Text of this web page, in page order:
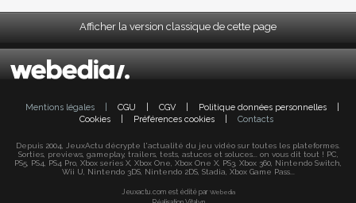
Afficher la version classique de cette page
Mentions légales CGU CGV Politique données personnelles
Cookies
Préférences cookies Contacts
Depuis 2004, JeuxActu décrypte l'actualité du jeu vidéo sur toutes les plateformes.
Sorties, previews, gameplay, trailers, tests, astuces et soluces... on vous dit tout ! PC,
PS5, PS4, PS4 Pro, Xbox series X, Xbox One, Xbox One X, PS3, Xbox 360, Nintendo Switch,
Wii U, Nintendo 3DS, Nintendo 2DS, Stadia, Xbox Game Pass...
Jeuxactu.com est édité par Webedia